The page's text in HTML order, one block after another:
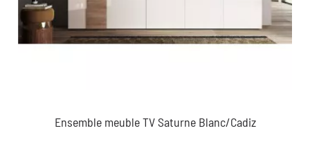
Ensemble meuble TV Saturne Blanc/Cadiz